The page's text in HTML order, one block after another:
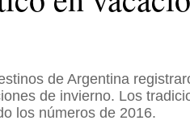
de Argentina
de invierno. Los
los números de 2016.